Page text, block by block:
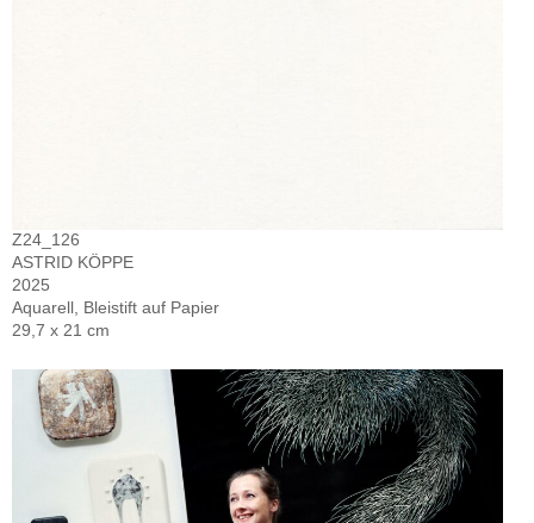
Z24_126
ASTRID KÖPPE
2025
Aquarell, Bleistift auf Papier
29,7 x 21 cm